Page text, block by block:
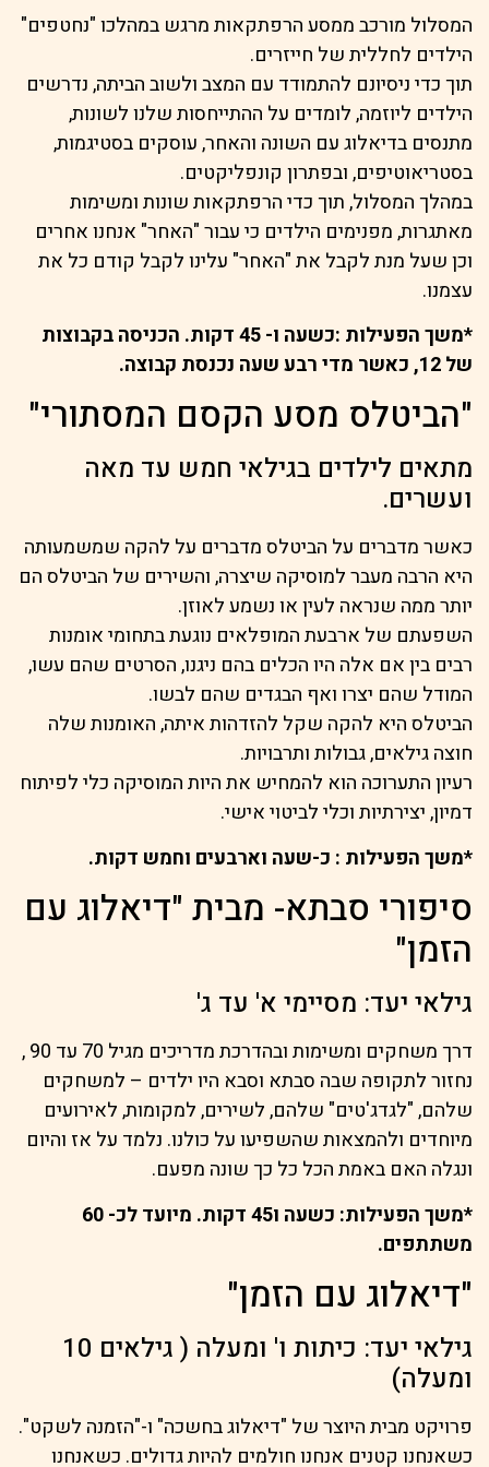
המסלול מורכב ממסע הרפתקאות מרגש במהלכו "נחטפים"
הילדים לחללית של חייזרים.
תוך כדי ניסיונם להתמודד עם המצב ולשוב הביתה, נדרשים
הילדים ליוזמה, לומדים על ההתייחסות שלנו לשונות,
מתנסים בדיאלוג עם השונה והאחר, עוסקים בסטיגמות,
בסטריאוטיפים, ובפתרון קונפליקטים.
במהלך המסלול, תוך כדי הרפתקאות שונות ומשימות
מאתגרות, מפנימים הילדים כי עבור "האחר" אנחנו אחרים
וכן שעל מנת לקבל את "האחר" עלינו לקבל קודם כל את
עצמנו.
*משך הפעילות :כשעה ו- 45 דקות. הכניסה בקבוצות
של 12, כאשר מדי רבע שעה נכנסת קבוצה.
"הביטלס מסע הקסם המסתורי"
מתאים לילדים בגילאי חמש עד מאה
ועשרים.
כאשר מדברים על הביטלס מדברים על להקה שמשמעותה
היא הרבה מעבר למוסיקה שיצרה, והשירים של הביטלס הם
יותר ממה שנראה לעין או נשמע לאוזן.
השפעתם של ארבעת המופלאים נוגעת בתחומי אומנות
רבים בין אם אלה היו הכלים בהם ניגנו, הסרטים שהם עשו,
המודל שהם יצרו ואף הבגדים שהם לבשו.
הביטלס היא להקה שקל להזדהות איתה, האומנות שלה
חוצה גילאים, גבולות ותרבויות.
רעיון התערוכה הוא להמחיש את היות המוסיקה כלי לפיתוח
דמיון, יצירתיות וכלי לביטוי אישי.
*משך הפעילות : כ-שעה וארבעים וחמש דקות.
סיפורי סבתא- מבית "דיאלוג עם
הזמן"
גילאי יעד: מסיימי א' עד ג'
דרך משחקים ומשימות ובהדרכת מדריכים מגיל 70 עד 90 ,
נחזור לתקופה שבה סבתא וסבא היו ילדים – למשחקים
שלהם, "לגדג'טים" שלהם, לשירים, למקומות, לאירועים
מיוחדים ולהמצאות שהשפיעו על כולנו. נלמד על אז והיום
ונגלה האם באמת הכל כל כך שונה מפעם.
*משך הפעילות: כשעה ו45 דקות. מיועד לכ- 60
משתתפים.
"דיאלוג עם הזמן"
גילאי יעד: כיתות ו' ומעלה ( גילאים 10
ומעלה)
פרויקט מבית היוצר של "דיאלוג בחשכה" ו-"הזמנה לשקט".
כשאנחנו קטנים אנחנו חולמים להיות גדולים. כשאנחנו